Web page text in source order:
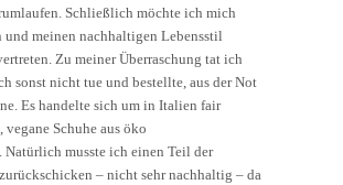
Schließlich möchte ich mich
meinen nachhaltigen Lebensstil
Zu meiner Überraschung tat ich
sonst nicht tue und bestellte, aus der Not
Es handelte sich um in Italien fair
vegane Schuhe aus öko
Natürlich musste ich einen Teil der
– nicht sehr nachhaltig – da